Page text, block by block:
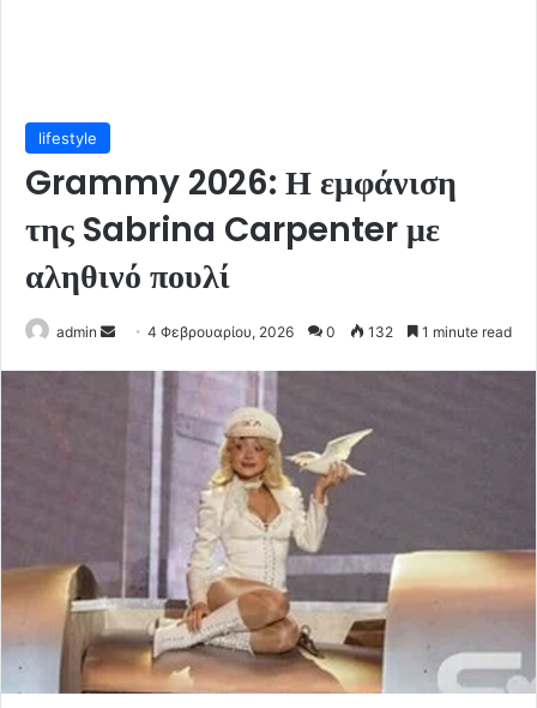
lifestyle
Grammy 2026: Η εμφάνιση
της Sabrina Carpenter με
αληθινό πουλί
admin
Send4 Φεβρουαρίου, 2026 0 132 1 minute read